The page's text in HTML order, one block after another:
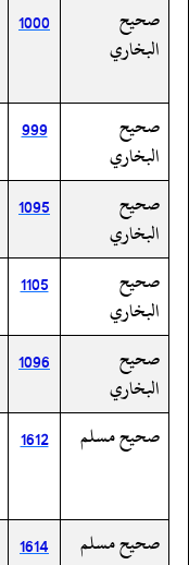
صحيح
البخاري
1000
صحيح
البخاري
999
صحيح
البخاري
1095
صحيح
البخاري
1105
صحيح
البخاري
1096
صحيح مسلم
1612
صحيح مسلم
1614